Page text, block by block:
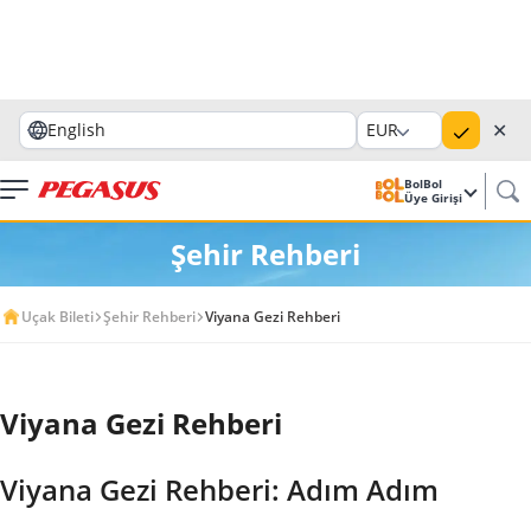
English EUR ✕
BolBol
Üye Girişi
Şehir Rehberi
Uçak Bileti Şehir Rehberi Viyana Gezi Rehberi
Viyana Gezi Rehberi
Viyana Gezi Rehberi: Adım Adım